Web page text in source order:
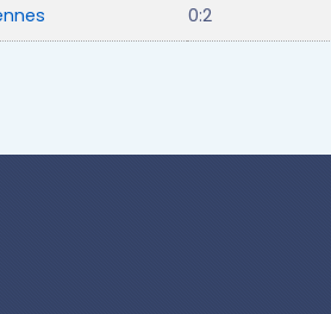
0:2